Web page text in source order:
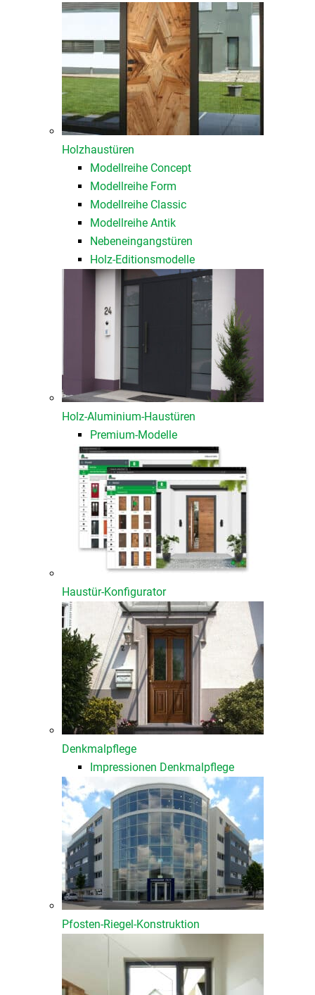
Holzhaustüren
Modellreihe Concept
Modellreihe Form
Modellreihe Classic
Modellreihe Antik
Nebeneingangstüren
Holz-Editionsmodelle
Holz-Aluminium-Haustüren
Premium-Modelle
Haustür-Konfigurator
Denkmalpflege
Impressionen Denkmalpflege
Pfosten-Riegel-Konstruktion